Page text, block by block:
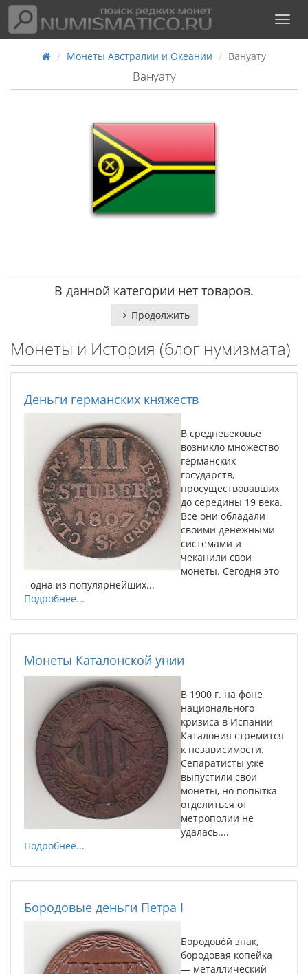
Монеты Австралии и Океании Вануату
Вануату
В данной категории нет товаров.
Продолжить
Монеты и История (блог нумизмата)
Деньги германских княжеств
В средневековье
возникло множество
германских
государств,
просуществовавших
до середины 19 века.
Все они обладали
своими денежными
системами и
чеканили свои
монеты. Сегодня это
- одна из популярнейших...
Подробнее...
Монеты Каталонской унии
В 1900 г. на фоне
национального
кризиса в Испании
Каталония стремится
к независимости.
Сепаратисты уже
выпустили свои
монеты, но попытка
отделиться от
метрополии не
удалась....
Подробнее...
Бородовые деньги Петра I
Бородово́й знак,
бородовая копейка
— металлический